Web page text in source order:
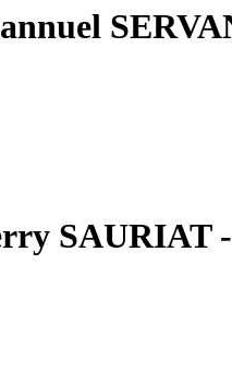
SAURIAT